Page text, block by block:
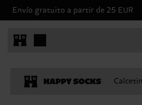
Envío gratuito a partir de 25 EUR